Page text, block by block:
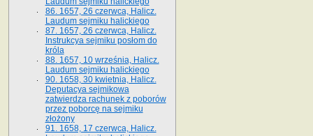
86. 1657, 26 czerwca, Halicz.
Laudum sejmiku halickiego
87. 1657, 26 czerwca, Halicz.
Instrukcya sejmiku posłom do
króla
88. 1657, 10 września, Halicz.
Laudum sejmiku halickiego
90. 1658, 30 kwietnia, Halicz.
Deputacya sejmikowa
zatwierdza rachunek z poborów
przez poborcę na sejmiku
złożony
91. 1658, 17 czerwca, Halicz.